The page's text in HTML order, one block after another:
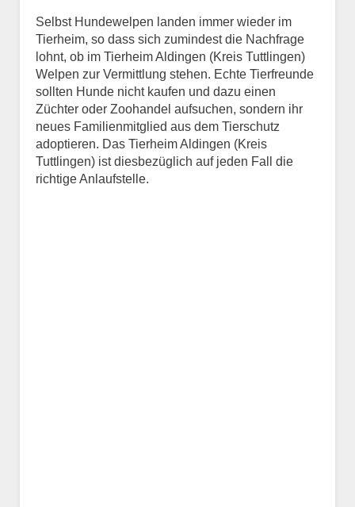
Informationen über das
Tier.
Art des Tiers*
Name des Tiers
Selbst Hundewelpen landen immer wieder im
Tierheim, so dass sich zumindest die Nachfrage
lohnt, ob im Tierheim Aldingen (Kreis Tuttlingen)
Welpen zur Vermittlung stehen. Echte Tierfreunde
sollten Hunde nicht kaufen und dazu einen
Züchter oder Zoohandel aufsuchen, sondern ihr
neues Familienmitglied aus dem Tierschutz
adoptieren. Das Tierheim Aldingen (Kreis
Tuttlingen) ist diesbezüglich auf jeden Fall die
richtige Anlaufstelle.